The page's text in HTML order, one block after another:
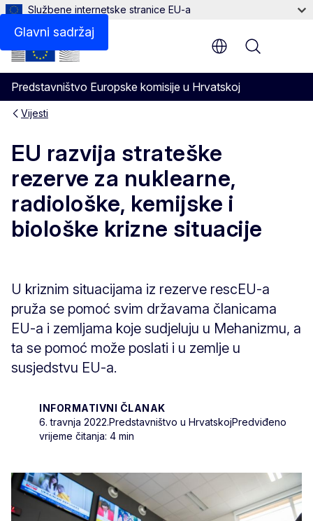
Glavni sadržaj
Službene internetske stranice EU-a
Predstavništvo Europske komisije u Hrvatskoj
Menu
Vijesti
EU razvija strateške
rezerve za nuklearne,
radiološke, kemijske i
biološke krizne situacije
U kriznim situacijama iz rezerve rescEU-a
pruža se pomoć svim državama članicama
EU-a i zemljama koje sudjeluju u Mehanizmu, a
ta se pomoć može poslati i u zemlje u
susjedstvu EU-a.
INFORMATIVNI ČLANAK
6. travnja 2022.Predstavništvo u HrvatskojPredviđeno
vrijeme čitanja: 4 min